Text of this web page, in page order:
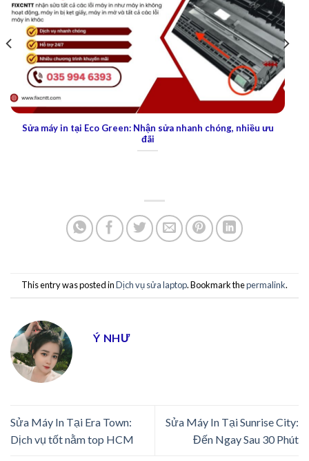
Sửa Máy In Tại Sunshine City Sài Gòn: Đảm bảo chất lượng
This entry was posted inDịch vụ sửa laptop. Bookmark thepermalink.
Ý NHƯ
Sửa Máy In Tại Era Town:
Dịch vụ tốt nằm top HCM
Sửa Máy In Tại Sunrise City:
Đến Ngay Sau 30 Phút